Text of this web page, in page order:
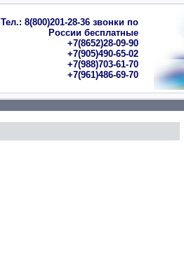
Тел.: 8(800)201-28-36 звонки по
России бесплатные
+7(8652)28-09-90
+7(905)490-65-02
+7(988)703-61-70
+7(961)486-69-70